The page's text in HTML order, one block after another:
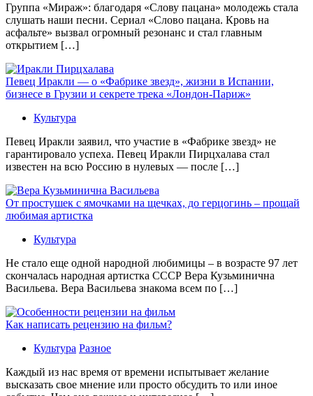
Группа «Мираж»: благодаря «Слову пацана» молодежь стала
слушать наши песни. Сериал «Слово пацана. Кровь на
асфальте» вызвал огромный резонанс и стал главным
открытием […]
Певец Иракли — о «Фабрике звезд», жизни в Испании,
бизнесе в Грузии и секрете трека «Лондон-Париж»
Культура
Певец Иракли заявил, что участие в «Фабрике звезд» не
гарантировало успеха. Певец Иракли Пирцхалава стал
известен на всю Россию в нулевых — после […]
От простушек с ямочками на щечках, до герцогинь – прощай
любимая артистка
Культура
Не стало еще одной народной любимицы – в возрасте 97 лет
скончалась народная артистка СССР Вера Кузьминична
Васильева. Вера Васильева знакома всем по […]
Как написать рецензию на фильм?
Культура Разное
Каждый из нас время от времени испытывает желание
высказать свое мнение или просто обсудить то или иное